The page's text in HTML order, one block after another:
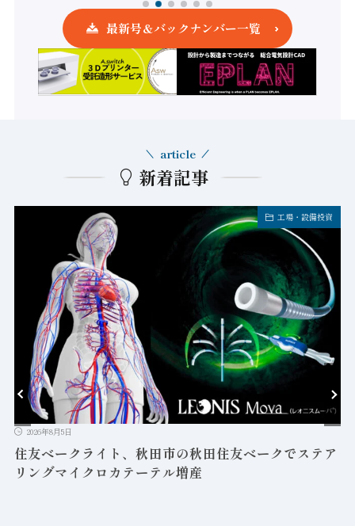
最新号＆バックナンバー一覧
新着記事
article
工場・設備投資
2026年8月5日
住友ベークライト、秋田市の秋田住友ベークでステア
リングマイクロカテーテル増産